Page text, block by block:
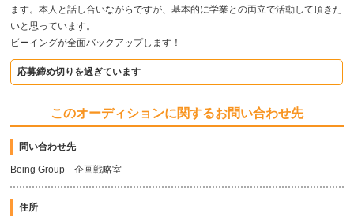
ます。本人と話し合いながらですが、基本的に学業との両立で活動して頂きた
いと思っています。
ビーイングが全面バックアップします！
応募締め切りを過ぎています
このオーディションに関するお問い合わせ先
問い合わせ先
Being Group 企画戦略室
住所